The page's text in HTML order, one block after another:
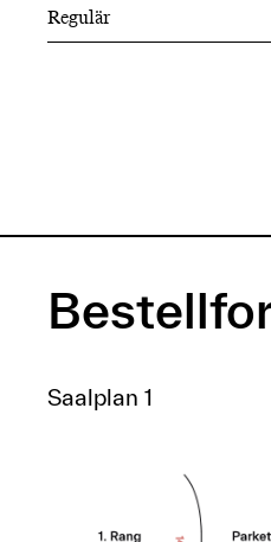
Regulär
Saalplan 1